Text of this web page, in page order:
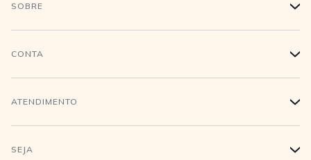
SOBRE +
História
Conecte-se
CONTA +
Login
ATENDIMENTO +
Compra Segura
SEJA +